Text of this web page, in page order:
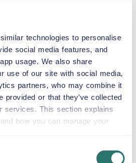
technologies to personalise
social media features, and
usage. We also share
use of our site with social media,
partners, who may combine it
provided or that they’ve collected
services. This section explains
how you can manage your